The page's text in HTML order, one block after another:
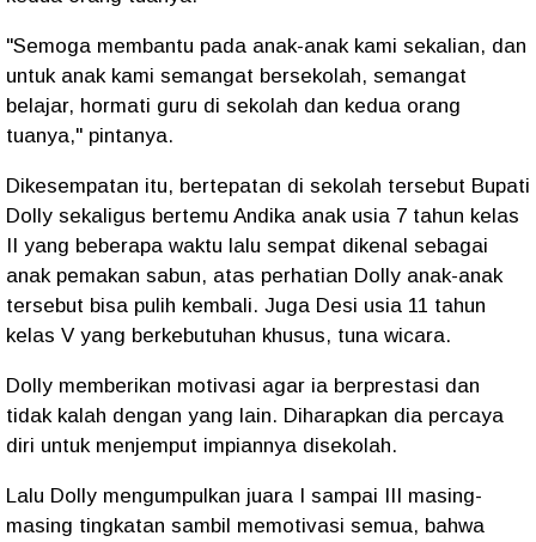
"Semoga membantu pada anak-anak kami sekalian, dan
untuk anak kami semangat bersekolah, semangat
belajar, hormati guru di sekolah dan kedua orang
tuanya," pintanya.
Dikesempatan itu, bertepatan di sekolah tersebut Bupati
Dolly sekaligus bertemu Andika anak usia 7 tahun kelas
II yang beberapa waktu lalu sempat dikenal sebagai
anak pemakan sabun, atas perhatian Dolly anak-anak
tersebut bisa pulih kembali. Juga Desi usia 11 tahun
kelas V yang berkebutuhan khusus, tuna wicara.
Dolly memberikan motivasi agar ia berprestasi dan
tidak kalah dengan yang lain. Diharapkan dia percaya
diri untuk menjemput impiannya disekolah.
Lalu Dolly mengumpulkan juara I sampai III masing-
masing tingkatan sambil memotivasi semua, bahwa